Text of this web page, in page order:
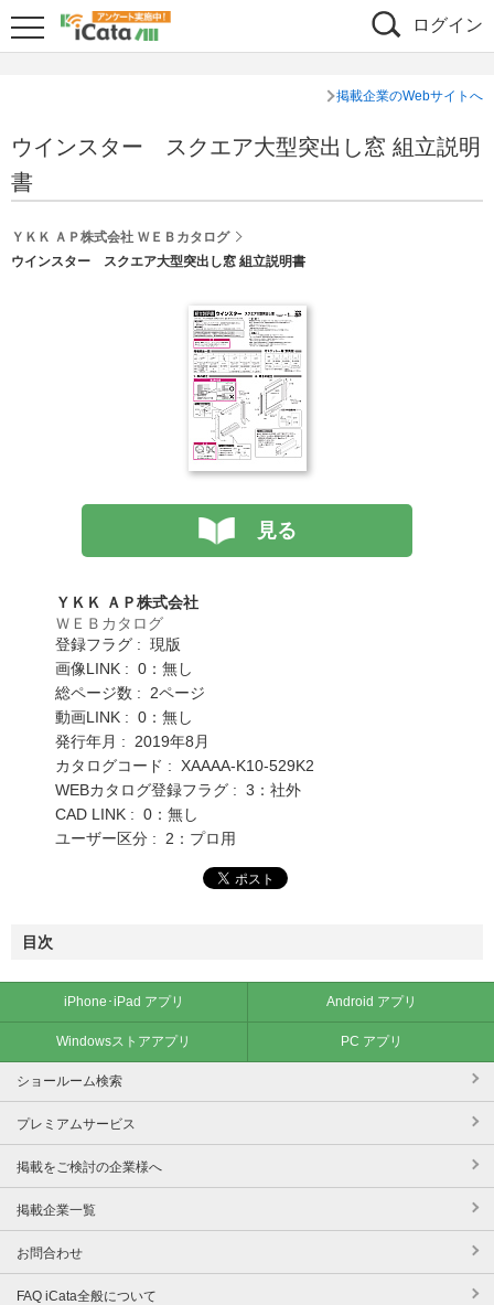
ログイン
掲載企業のWebサイトへ
ウインスター スクエア大型突出し窓 組立説明
書
ＹＫＫ ＡＰ株式会社 ＷＥＢカタログ
ウインスター スクエア大型突出し窓 組立説明書
見る
ＹＫＫ ＡＰ株式会社
ＷＥＢカタログ
登録フラグ : 現版
画像LINK : 0：無し
総ページ数 : 2ページ
動画LINK : 0：無し
発行年月 : 2019年8月
カタログコード : XAAAA-K10-529K2
WEBカタログ登録フラグ : 3：社外
CAD LINK : 0：無し
ユーザー区分 : 2：プロ用
目次
iPhone･iPad アプリ Android アプリ
Windowsストアアプリ PC アプリ
ショールーム検索
プレミアムサービス
掲載をご検討の企業様へ
掲載企業一覧
お問合わせ
FAQ iCata全般について